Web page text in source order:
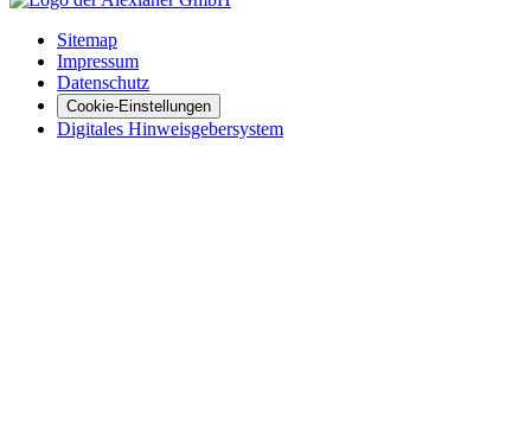
Sitemap
Impressum
Datenschutz
Cookie-Einstellungen
Digitales Hinweisgebersystem